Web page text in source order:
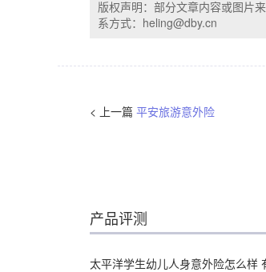
版权声明：部分文章内容或图片
系方式：heling@dby.cn
< 上一篇 平安旅游意外险
产品评测
太平洋学生幼儿人身意外险怎么样